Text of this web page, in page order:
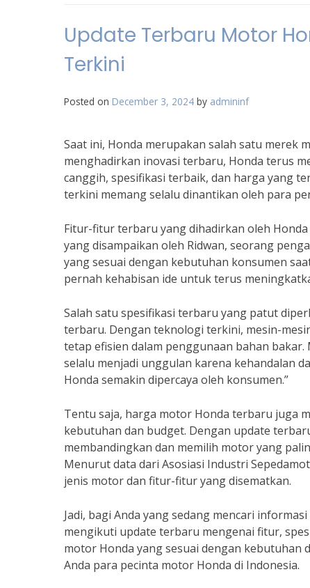
Update Terbaru Motor
Terkini
Posted on December 3, 2024 by admininf
Saat ini, Honda merupakan salah satu merek
menghadirkan inovasi terbaru, Honda terus
canggih, spesifikasi terbaik, dan harga yang
terkini memang selalu dinantikan oleh para
Fitur-fitur terbaru yang dihadirkan oleh
yang disampaikan oleh Ridwan, seorang
yang sesuai dengan kebutuhan konsumen
pernah kehabisan ide untuk terus
Salah satu spesifikasi terbaru yang patut
terbaru. Dengan teknologi terkini, mesin-
tetap efisien dalam penggunaan bahan
selalu menjadi unggulan karena kehandalan
Honda semakin dipercaya oleh konsumen.”
Tentu saja, harga motor Honda terbaru juga
kebutuhan dan budget. Dengan update
membandingkan dan memilih motor yang
Menurut data dari Asosiasi Industri
jenis motor dan fitur-fitur yang disematkan.
Jadi, bagi Anda yang sedang mencari
mengikuti update terbaru mengenai fitur,
motor Honda yang sesuai dengan kebutuhan
Anda para pecinta motor Honda di Indonesia.